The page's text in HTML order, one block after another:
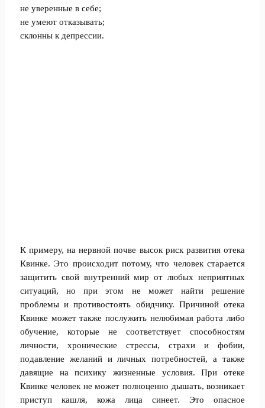
не уверенные в себе;
не умеют отказывать;
склонны к депрессии.
К примеру, на нервной почве высок риск развития отека
Квинке. Это происходит потому, что человек старается
защитить свой внутренний мир от любых неприятных
ситуаций, но при этом не может найти решение
проблемы и противостоять обидчику. Причиной отека
Квинке может также послужить нелюбимая работа либо
обучение, которые не соответствует способностям
личности, хронические стрессы, страхи и фобии,
подавление желаний и личных потребностей, а также
давящие на психику жизненные условия. При отеке
Квинке человек не может полноценно дышать, возникает
приступ кашля, кожа лица синеет. Это опасное